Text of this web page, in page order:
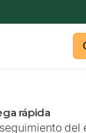
rápida
del